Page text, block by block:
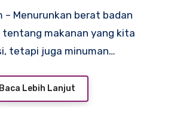
tentang makanan yang kita
tetapi juga minuman…
Baca Lebih Lanjut